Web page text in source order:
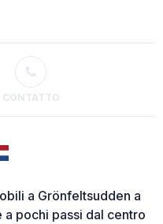
CONTATTO
a Grönfeltsudden a
pochi passi dal centro